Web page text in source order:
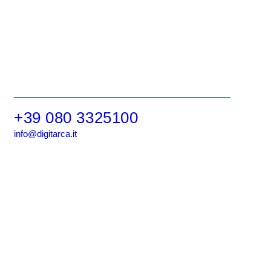
+39 080 3325100
info@digitarca.it